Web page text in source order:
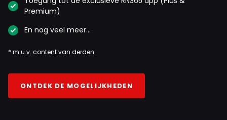
Premium)
En nog veel meer…
* m.u.v. content van derden
ONTDEK DE MOGELIJKHEDEN